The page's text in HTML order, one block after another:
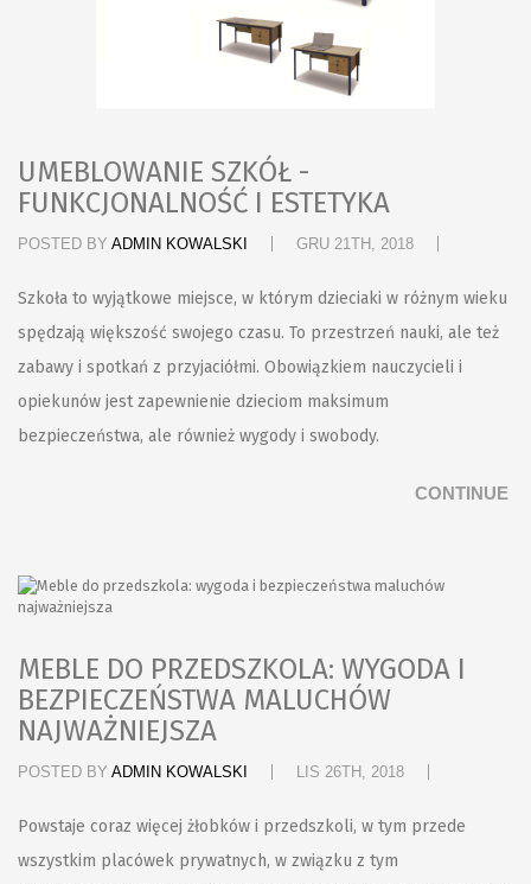
UMEBLOWANIE SZKÓŁ -
FUNKCJONALNOŚĆ I ESTETYKA
POSTED BY ADMIN KOWALSKI GRU 21TH, 2018
Szkoła to wyjątkowe miejsce, w którym dzieciaki w różnym wieku
spędzają większość swojego czasu. To przestrzeń nauki, ale też
zabawy i spotkań z przyjaciółmi. Obowiązkiem nauczycieli i
opiekunów jest zapewnienie dzieciom maksimum
bezpieczeństwa, ale również wygody i swobody.
CONTINUE
MEBLE DO PRZEDSZKOLA: WYGODA I
BEZPIECZEŃSTWA MALUCHÓW
NAJWAŻNIEJSZA
POSTED BY ADMIN KOWALSKI LIS 26TH, 2018
Powstaje coraz więcej żłobków i przedszkoli, w tym przede
wszystkim placówek prywatnych, w związku z tym